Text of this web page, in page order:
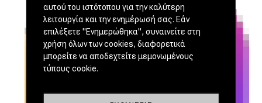
αυτού του ιστότοπου για την καλύτερη
λειτουργία και την ενημέρωσή σας. Εάν
επιλέξετε "Ενημερώθηκα", συναινείτε στη
χρήση όλων των cookies, διαφορετικά
μπορείτε να αποδεχτείτε μεμονωμένους
τύπους cookie.